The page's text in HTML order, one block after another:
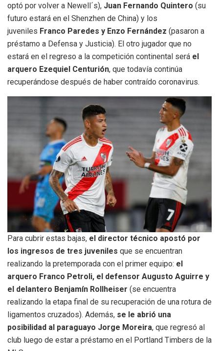
optó por volver a Newell´s), Juan Fernando Quintero (su
futuro estará en el Shenzhen de China) y los
juveniles Franco Paredes y Enzo Fernández (pasaron a
préstamo a Defensa y Justicia). El otro jugador que no
estará en el regreso a la competición continental será el
arquero Ezequiel Centurión, que todavía continúa
recuperándose después de haber contraído coronavirus.
Para cubrir estas bajas, el director técnico apostó por
los ingresos de tres juveniles que se encuentran
realizando la pretemporada con el primer equipo: el
arquero Franco Petroli, el defensor Augusto Aguirre y
el delantero Benjamín Rollheiser (se encuentra
realizando la etapa final de su recuperación de una rotura de
ligamentos cruzados). Además, se le abrió una
posibilidad al paraguayo Jorge Moreira, que regresó al
club luego de estar a préstamo en el Portland Timbers de la